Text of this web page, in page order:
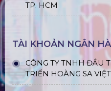
TP. HCM
TÀI KHOẢN NGÂN
CÔNG TY TNHH ĐẦU
TRIỂN HOÀNG SA VIỆT